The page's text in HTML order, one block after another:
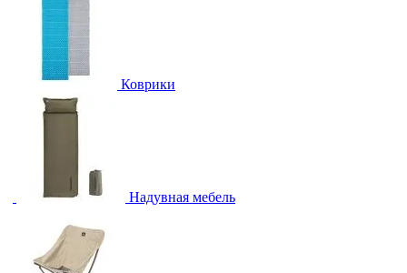
Коврики
Надувная мебель